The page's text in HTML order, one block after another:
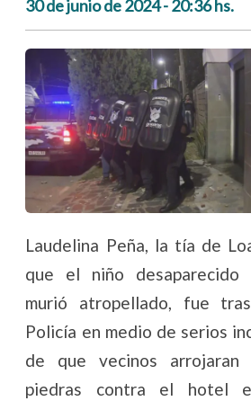
30 de junio de 2024 - 20:36 hs.
Laudelina Peña, la tía de
que el niño desaparecido
murió atropellado, fue
Policía en medio de serios
de que vecinos
piedras contra el hotel